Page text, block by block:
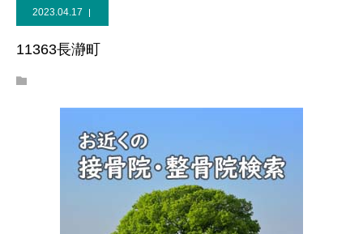
2023.04.17
11363長瀞町